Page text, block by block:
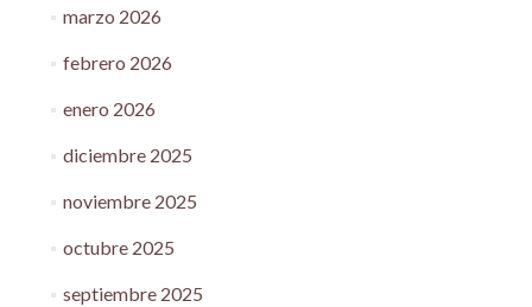
marzo 2026
febrero 2026
enero 2026
diciembre 2025
noviembre 2025
octubre 2025
septiembre 2025